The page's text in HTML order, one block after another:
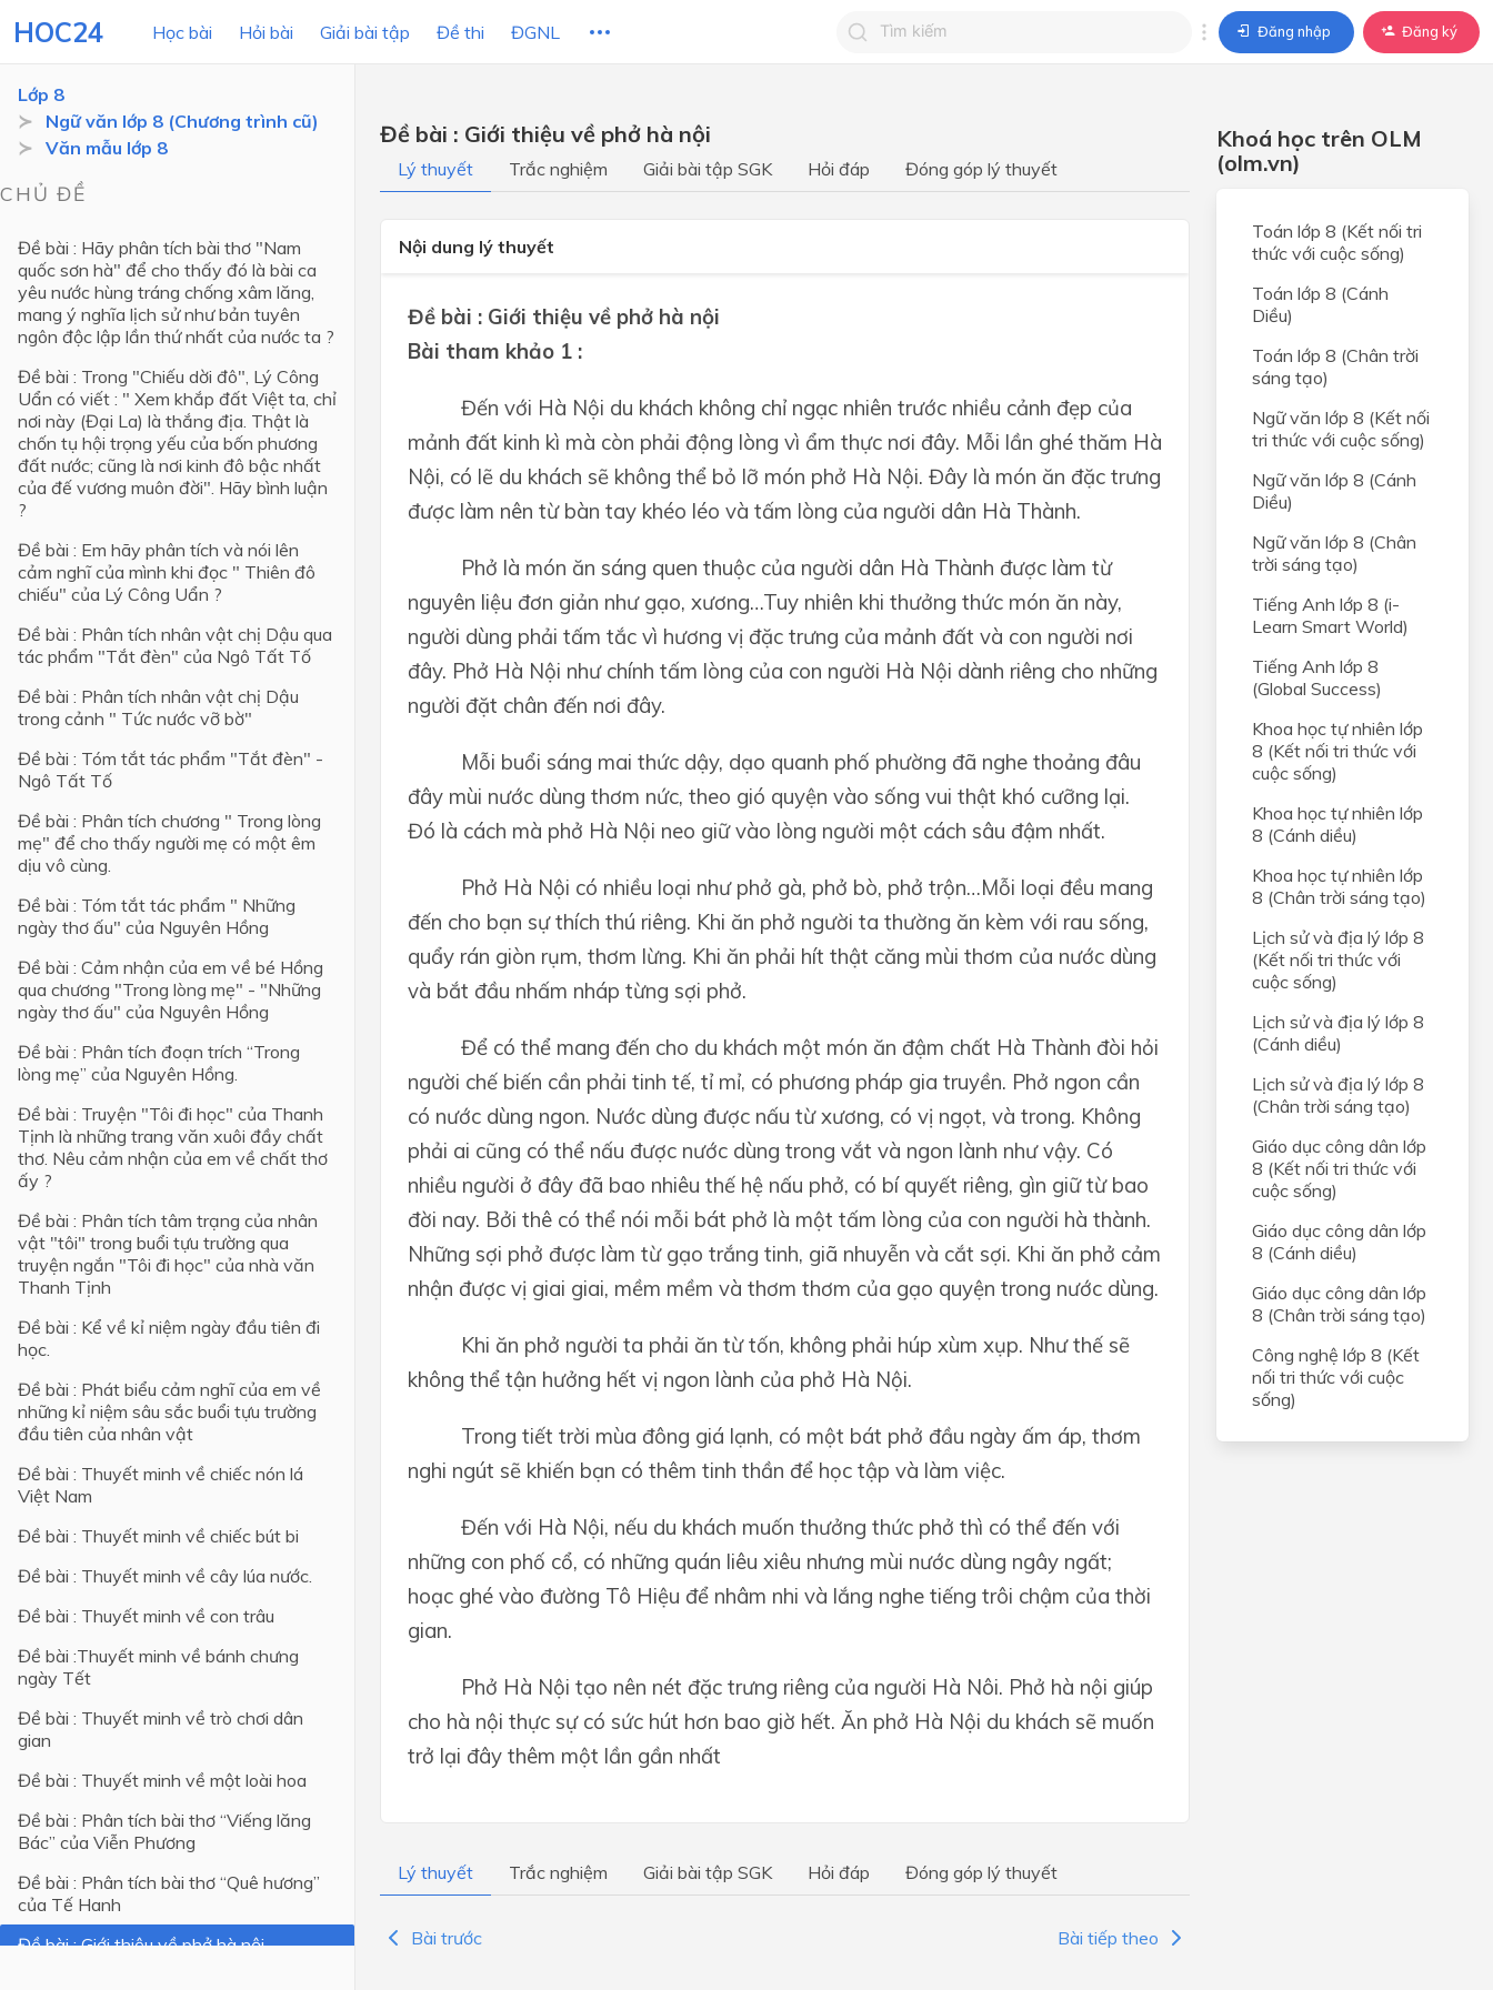
HOC24 Học bài Hỏi bài Giải bài tập Đề thi ĐGNL
bạn
Đăng nhập Đăng ký
LỚP HỌC
Lớp 11
Lớp 10
Lớp 9
Lớp 8
Lớp 7
Lớp 6
Lớp 5
Lớp 3
Lớp 1
MÔN HỌC CHỦ ĐỀ / CHƯƠNG
Lớp 8
Ngữ văn lớp 8 (Chương trình cũ)
Văn mẫu lớp 8
CHỦ ĐỀ
Đề bài : Hãy phân tích bài thơ "Nam
quốc sơn hà" để cho thấy đó là bài ca
yêu nước hùng tráng chống xâm lăng,
mang ý nghĩa lịch sử như bản tuyên
ngôn độc lập lần thứ nhất của nước ta ?
Đề bài : Trong "Chiếu dời đô", Lý Công
Uẩn có viết : " Xem khắp đất Việt ta, chỉ
nơi này (Đại La) là thắng địa. Thật là
chốn tụ hội trọng yếu của bốn phương
đất nước; cũng là nơi kinh đô bậc nhất
của đế vương muôn đời". Hãy bình luận
?
Đề bài : Em hãy phân tích và nói lên
cảm nghĩ của mình khi đọc " Thiên đô
chiếu" của Lý Công Uẩn ?
Đề bài : Phân tích nhân vật chị Dậu qua
tác phẩm "Tắt đèn" của Ngô Tất Tố
Đề bài : Phân tích nhân vật chị Dậu
trong cảnh " Tức nước vỡ bờ"
Đề bài : Tóm tắt tác phẩm "Tắt đèn" -
Ngô Tất Tố
Đề bài : Phân tích chương " Trong lòng
mẹ" để cho thấy người mẹ có một êm
dịu vô cùng.
Đề bài : Tóm tắt tác phẩm " Những
ngày thơ ấu" của Nguyên Hồng
Đề bài : Cảm nhận của em về bé Hồng
qua chương "Trong lòng mẹ" - "Những
ngày thơ ấu" của Nguyên Hồng
Đề bài : Phân tích đoạn trích “Trong
lòng mẹ” của Nguyên Hồng.
Đề bài : Truyện "Tôi đi học" của Thanh
Tịnh là những trang văn xuôi đầy chất
thơ. Nêu cảm nhận của em về chất thơ
ấy ?
Đề bài : Phân tích tâm trạng của nhân
vật "tôi" trong buổi tựu trường qua
truyện ngắn "Tôi đi học" của nhà văn
Thanh Tịnh
Đề bài : Kể về kỉ niệm ngày đầu tiên đi
học.
Đề bài : Phát biểu cảm nghĩ của em về
những kỉ niệm sâu sắc buổi tựu trường
đầu tiên của nhân vật
Đề bài : Thuyết minh về chiếc nón lá
Việt Nam
Đề bài : Thuyết minh về chiếc bút bi
Đề bài : Thuyết minh về cây lúa nước.
Đề bài : Thuyết minh về con trâu
Đề bài :Thuyết minh về bánh chưng
ngày Tết
Đề bài : Thuyết minh về trò chơi dân
gian
Đề bài : Thuyết minh về một loài hoa
Đề bài : Phân tích bài thơ “Viếng lăng
Bác” của Viễn Phương
Đề bài : Phân tích bài thơ “Quê hương”
của Tế Hanh
Đề bài : Giới thiệu về phở hà nội
Đề bài : Giới thiệu về phở hà nội
Lý thuyết Trắc nghiệm Giải bài tập SGK Hỏi đáp Đóng góp lý thuyết
Nội dung lý thuyết
Đề bài : Giới thiệu về phở hà nội
Bài tham khảo 1 :
Đến với Hà Nội du khách không chỉ ngạc nhiên trước nhiều cảnh đẹp của
mảnh đất kinh kì mà còn phải động lòng vì ẩm thực nơi đây. Mỗi lần ghé thăm Hà
Nội, có lẽ du khách sẽ không thể bỏ lỡ món phở Hà Nội. Đây là món ăn đặc trưng
được làm nên từ bàn tay khéo léo và tấm lòng của người dân Hà Thành.
Phở là món ăn sáng quen thuộc của người dân Hà Thành được làm từ
nguyên liệu đơn giản như gạo, xương…Tuy nhiên khi thưởng thức món ăn này,
người dùng phải tấm tắc vì hương vị đặc trưng của mảnh đất và con người nơi
đây. Phở Hà Nội như chính tấm lòng của con người Hà Nội dành riêng cho những
người đặt chân đến nơi đây.
Mỗi buổi sáng mai thức dậy, dạo quanh phố phường đã nghe thoảng đâu
đây mùi nước dùng thơm nức, theo gió quyện vào sống vui thật khó cưỡng lại.
Đó là cách mà phở Hà Nội neo giữ vào lòng người một cách sâu đậm nhất.
Phở Hà Nội có nhiều loại như phở gà, phở bò, phở trộn…Mỗi loại đều mang
đến cho bạn sự thích thú riêng. Khi ăn phở người ta thường ăn kèm với rau sống,
quẩy rán giòn rụm, thơm lừng. Khi ăn phải hít thật căng mùi thơm của nước dùng
và bắt đầu nhấm nháp từng sợi phở.
Để có thể mang đến cho du khách một món ăn đậm chất Hà Thành đòi hỏi
người chế biến cần phải tinh tế, tỉ mỉ, có phương pháp gia truyền. Phở ngon cần
có nước dùng ngon. Nước dùng được nấu từ xương, có vị ngọt, và trong. Không
phải ai cũng có thể nấu được nước dùng trong vắt và ngon lành như vậy. Có
nhiều người ở đây đã bao nhiêu thế hệ nấu phở, có bí quyết riêng, gìn giữ từ bao
đời nay. Bởi thê có thể nói mỗi bát phở là một tấm lòng của con người hà thành.
Những sợi phở được làm từ gạo trắng tinh, giã nhuyễn và cắt sợi. Khi ăn phở cảm
nhận được vị giai giai, mềm mềm và thơm thơm của gạo quyện trong nước dùng.
Khi ăn phở người ta phải ăn từ tốn, không phải húp xùm xụp. Như thế sẽ
không thể tận hưởng hết vị ngon lành của phở Hà Nội.
Trong tiết trời mùa đông giá lạnh, có một bát phở đầu ngày ấm áp, thơm
nghi ngút sẽ khiến bạn có thêm tinh thần để học tập và làm việc.
Đến với Hà Nội, nếu du khách muốn thưởng thức phở thì có thể đến với
những con phố cổ, có những quán liêu xiêu nhưng mùi nước dùng ngây ngất;
hoạc ghé vào đường Tô Hiệu để nhâm nhi và lắng nghe tiếng trôi chậm của thời
gian.
Phở Hà Nội tạo nên nét đặc trưng riêng của người Hà Nôi. Phở hà nội giúp
cho hà nội thực sự có sức hút hơn bao giờ hết. Ăn phở Hà Nội du khách sẽ muốn
trở lại đây thêm một lần gần nhất
Lý thuyết Trắc nghiệm Giải bài tập SGK Hỏi đáp Đóng góp lý thuyết
Bài trước Bài tiếp theo
Khoá học trên OLM
(olm.vn)
Toán lớp 8 (Kết nối tri
thức với cuộc sống)
Toán lớp 8 (Cánh
Diều)
Toán lớp 8 (Chân trời
sáng tạo)
Ngữ văn lớp 8 (Kết nối
tri thức với cuộc sống)
Ngữ văn lớp 8 (Cánh
Diều)
Ngữ văn lớp 8 (Chân
trời sáng tạo)
Tiếng Anh lớp 8 (i-
Learn Smart World)
Tiếng Anh lớp 8
(Global Success)
Khoa học tự nhiên lớp
8 (Kết nối tri thức với
cuộc sống)
Khoa học tự nhiên lớp
8 (Cánh diều)
Khoa học tự nhiên lớp
8 (Chân trời sáng tạo)
Lịch sử và địa lý lớp 8
(Kết nối tri thức với
cuộc sống)
Lịch sử và địa lý lớp 8
(Cánh diều)
Lịch sử và địa lý lớp 8
(Chân trời sáng tạo)
Giáo dục công dân lớp
8 (Kết nối tri thức với
cuộc sống)
Giáo dục công dân lớp
8 (Cánh diều)
Giáo dục công dân lớp
8 (Chân trời sáng tạo)
Công nghệ lớp 8 (Kết
nối tri thức với cuộc
sống)